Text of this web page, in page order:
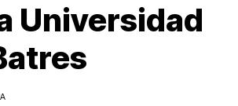
Universidad